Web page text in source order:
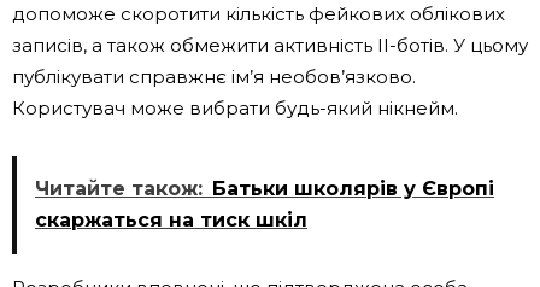
допоможе скоротити кількість фейкових облікових
записів, а також обмежити активність ІІ-ботів. У цьому
публікувати справжнє ім’я необов’язково.
Користувач може вибрати будь-який нікнейм.
Читайте також: Батьки школярів у Європі
скаржаться на тиск шкіл